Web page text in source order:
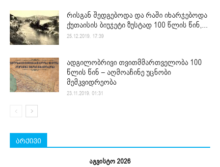
რისგან შედგებოდა და რაში იხარჯებოდა
ქუთაისის ბიუჯეტი ზუსტად 100 წლის წინ,...
25.12.2019. 17:39
ადგილობრივი თვითმმართველობა 100
წლის წინ – აღმოაჩინე უცნობი
მემკვიდრეობა
23.11.2019. 01:31
არქივი
აგვისტო 2026